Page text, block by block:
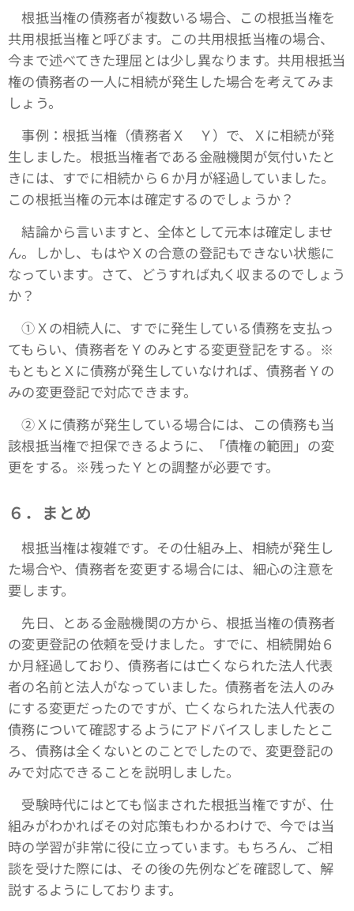
根抵当権の債務者が複数いる場合、この根抵当権を
共用根抵当権と呼びます。この共用根抵当権の場合、
今まで述べてきた理屈とは少し異なります。共用根抵当
権の債務者の一人に相続が発生した場合を考えてみま
しょう。
事例：根抵当権（債務者Ｘ Ｙ）で、Ｘに相続が発
生しました。根抵当権者である金融機関が気付いたと
きには、すでに相続から６か月が経過していました。
この根抵当権の元本は確定するのでしょうか？
結論から言いますと、全体として元本は確定しませ
ん。しかし、もはやＸの合意の登記もできない状態に
なっています。さて、どうすれば丸く収まるのでしょう
か？
①Ｘの相続人に、すでに発生している債務を支払っ
てもらい、債務者をＹのみとする変更登記をする。※
もともとＸに債務が発生していなければ、債務者Ｙの
みの変更登記で対応できます。
➁Ｘに債務が発生している場合には、この債務も当
該根抵当権で担保できるように、「債権の範囲」の変
更をする。※残ったＹとの調整が必要です。
６．まとめ
根抵当権は複雑です。その仕組み上、相続が発生し
た場合や、債務者を変更する場合には、細心の注意を
要します。
先日、とある金融機関の方から、根抵当権の債務者
の変更登記の依頼を受けました。すでに、相続開始６
か月経過しており、債務者には亡くなられた法人代表
者の名前と法人がなっていました。債務者を法人のみ
にする変更だったのですが、亡くなられた法人代表の
債務について確認するようにアドバイスしましたとこ
ろ、債務は全くないとのことでしたので、変更登記の
みで対応できることを説明しました。
受験時代にはとても悩まされた根抵当権ですが、仕
組みがわかればその対応策もわかるわけで、今では当
時の学習が非常に役に立っています。もちろん、ご相
談を受けた際には、その後の先例などを確認して、解
説するようにしております。